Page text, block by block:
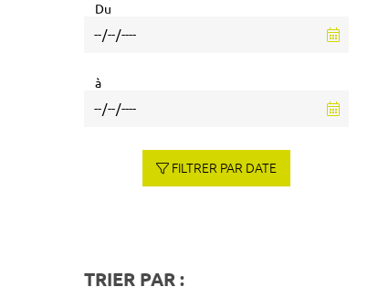
Du
à
FILTRER PAR DATE
TRIER PAR :